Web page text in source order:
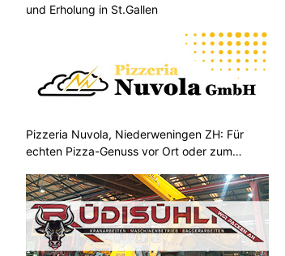
und Erholung in St.Gallen
Pizzeria Nuvola, Niederweningen ZH: Für
echten Pizza-Genuss vor Ort oder zum